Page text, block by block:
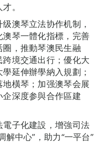
。
澳琴立法协作机制，
琴一體化指標，完善
，推動琴澳民生融
境交通出行；優化大
延伸辦學納入規劃；
橫琴；加强澳琴会展
深度参與合作區建
子化建設，增強司法
解中心”，助力“一平台”